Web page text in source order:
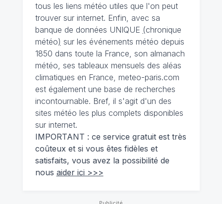
tous les liens météo utiles que l'on peut
trouver sur internet. Enfin, avec sa
banque de données UNIQUE (chronique
météo) sur les événements météo depuis
1850 dans toute la France, son almanach
météo, ses tableaux mensuels des aléas
climatiques en France, meteo-paris.com
est également une base de recherches
incontournable. Bref, il s'agit d'un des
sites météo les plus complets disponibles
sur internet.
IMPORTANT : ce service gratuit est très
coûteux et si vous êtes fidèles et
satisfaits, vous avez la possibilité de
nous aider ici >>>